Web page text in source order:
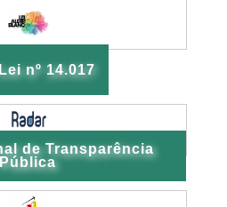
nº 14.017
de Transparência
Pública